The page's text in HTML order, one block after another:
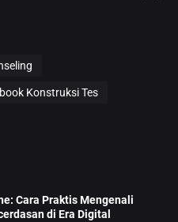
Konstruksi Tes
Cara Praktis Mengenali
di Era Digital